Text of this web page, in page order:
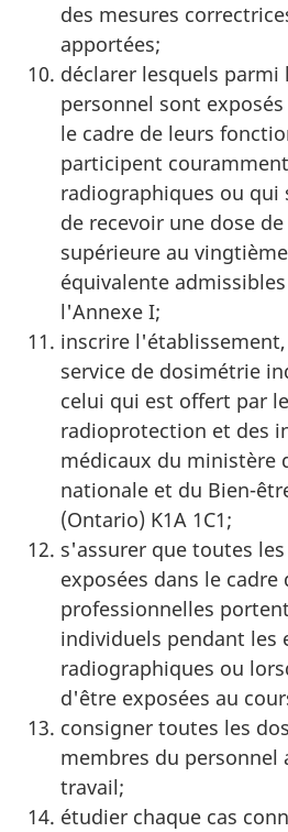
des mesures
apportées;
déclarer lesquels parmi
personnel sont
le cadre de leurs
participent
radiographiques ou qui
de recevoir une dose
supérieure au
équivalente
l'Annexe I;
inscrire
service de dosimétrie
celui qui est offert par
radioprotection et des
médicaux du ministère
nationale et du Bien-
(Ontario) K1A 1C1;
s'assurer que toutes
exposées dans le
professionnelles
individuels pendant les
radiographiques ou
d'être exposées au
consigner toutes les
membres du personnel
travail;
étudier chaque cas